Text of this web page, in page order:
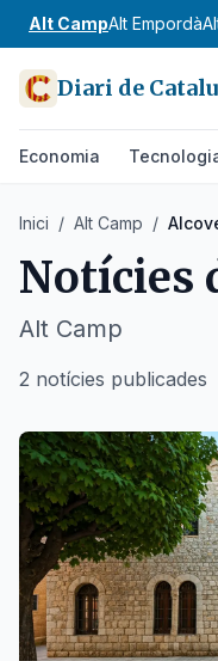
Alt CampAlt Empordà
Diari de
Economia
Inici / Alt Camp /
Notícies
Alt Camp
2 notícies publicades